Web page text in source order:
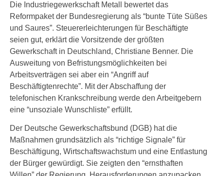
Die Industriegewerkschaft Metall bewertet das
Reformpaket der Bundesregierung als “bunte Tüte Süßes
und Saures”. Steuererleichterungen für Beschäftigte
seien gut, erklärt die Vorsitzende der größten
Gewerkschaft in Deutschland, Christiane Benner. Die
Ausweitung von Befristungsmöglichkeiten bei
Arbeitsverträgen sei aber ein “Angriff auf
Beschäftigtenrechte”. Mit der Abschaffung der
telefonischen Krankschreibung werde den Arbeitgebern
eine “unsoziale Wunschliste” erfüllt.
Der Deutsche Gewerkschaftsbund (DGB) hat die
Maßnahmen grundsätzlich als “richtige Signale” für
Beschäftigung, Wirtschaftswachstum und eine Entlastung
der Bürger gewürdigt. Sie zeigten den “ernsthaften